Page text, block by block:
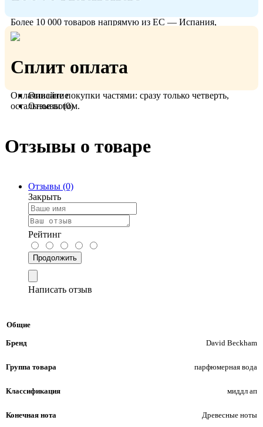
Более 10 000 товаров напрямую из ЕС — Испания,
Польша, Германия.
Сплит оплата
Оплачивайте покупки частями: сразу только четверть,
остальное потом.
Описание
Отзывы (0)
Отзывы о товаре
Отзывы (0)
Закрыть
Рейтинг
Продолжить
Написать отзыв
Общие
Бренд David Beckham
Группа товара парфюмерная вода
Классификация миддл ап
Конечная нота Древесные ноты